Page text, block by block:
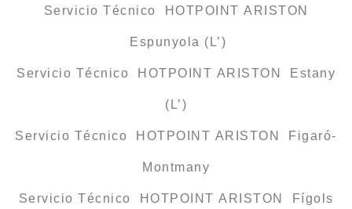
Servicio Técnico HOTPOINT ARISTON
Espunyola (L’)
Servicio Técnico HOTPOINT ARISTON Estany
(L’)
Servicio Técnico HOTPOINT ARISTON Figaró-
Montmany
Servicio Técnico HOTPOINT ARISTON Fígols